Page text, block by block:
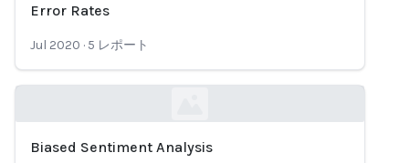
Error Rates
Jul 2020 · 5 レポート
Biased Sentiment Analysis